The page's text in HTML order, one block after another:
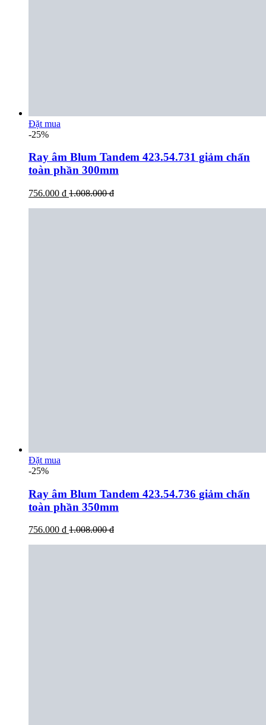
Đặt mua
-25%
Ray âm Blum Tandem 423.54.731 giảm chấn
toàn phần 300mm
756.000 đ 1.008.000 đ
Đặt mua
-25%
Ray âm Blum Tandem 423.54.736 giảm chấn
toàn phần 350mm
756.000 đ 1.008.000 đ